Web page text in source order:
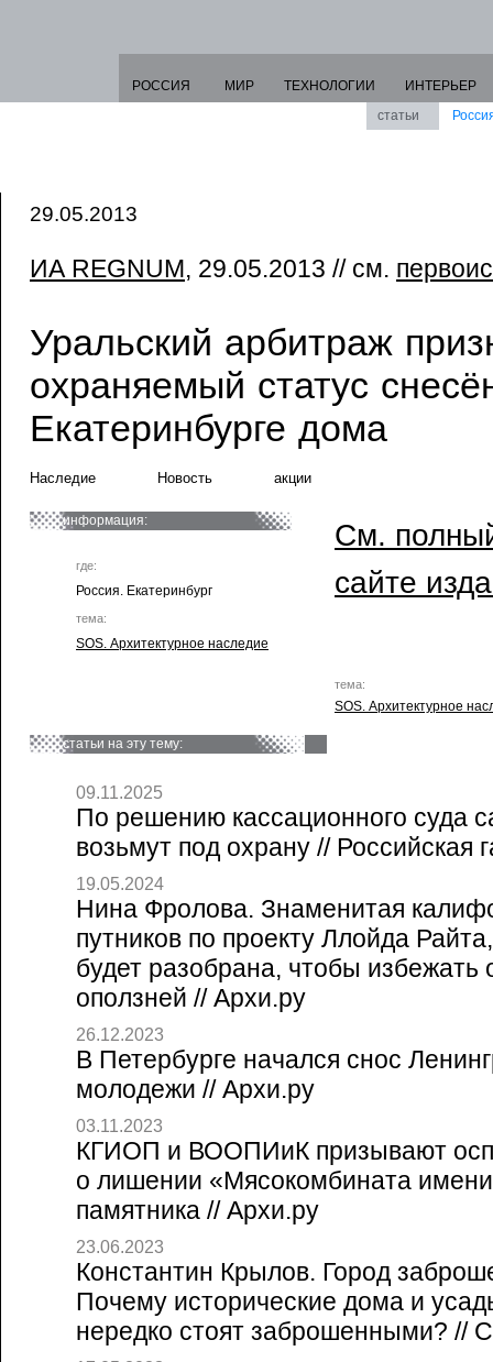
РОССИЯ МИР ТЕХНОЛОГИИ
ИНТЕРЬЕР
статьи
29.05.2013
ИА REGNUM, 29.05.2013 // см.
Уральский арбитраж
охраняемый статус
Екатеринбурге дома
Наследие Новость акции
информация:
где:
Россия. Екатеринбург
тема:
SOS. Архитектурное наследие
См.
сайте
тема:
SOS. Архитектурное
статьи на эту тему:
09.11.2025
По решению кассационного суда
возьмут под охрану // Российская
19.05.2024
Нина Фролова. Знаменитая
путников по проекту Ллойда
будет разобрана, чтобы избежать
оползней // Архи.ру
26.12.2023
В Петербурге начался снос
молодежи // Архи.ру
03.11.2023
КГИОП и ВООПИиК призывают
о лишении «Мясокомбината
памятника // Архи.ру
23.06.2023
Константин Крылов. Город
Почему исторические дома и
нередко стоят заброшенными? //